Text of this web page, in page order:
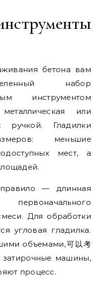
бетона вам
набор
инструментом
или
ручкой. Гладилки
меньшие
мест, а
— длинная
Для обработки
угловая гладилка.
объемами,可以考
затирочные машины,
процесс.